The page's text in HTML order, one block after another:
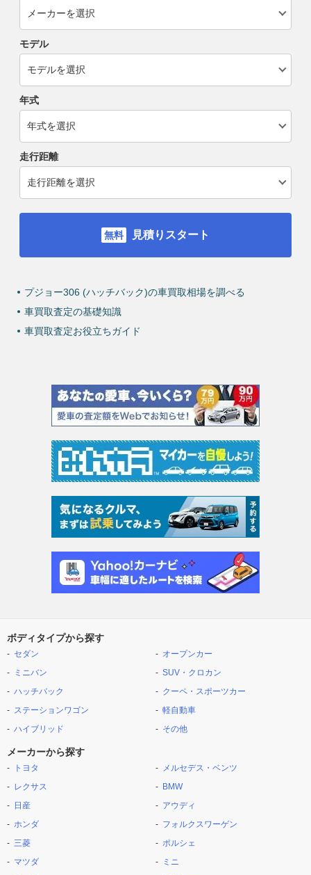
モデル
年式
走行距離
見積りスタート
プジョー306 (ハッチバック)の車買取相場を調べる
車買取査定の基礎知識
車買取査定お役立ちガイド
ボディタイプから探す
セダン
ミニバン
ハッチバック
ステーションワゴン
ハイブリッド
オープンカー
SUV・クロカン
クーペ・スポーツカー
軽自動車
その他
メーカーから探す
トヨタ
レクサス
日産
ホンダ
三菱
マツダ
メルセデス・ベンツ
BMW
アウディ
フォルクスワーゲン
ポルシェ
ミニ